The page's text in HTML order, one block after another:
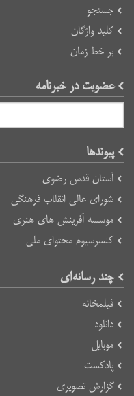
جستجو
کلید واژگان
بر خط زمان
عضویت در خبرنامه
پیوند‌ها
آستان قدس رضوی
شورای عالی انقلاب فرهنگی
موسسه آفرینش های هنری
کنسرسیوم محتوای ملی
چند رسانه‌ای
فیلمخانه
دانلود
موبایل
پادکست
گزارش تصویری